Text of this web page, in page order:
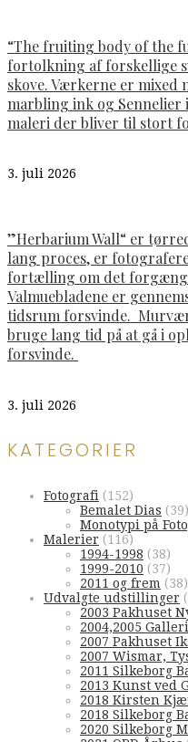
“The fruiting body of the
fortolkning af forskellige
skove. Værkerne er mixed
marbling ink og Sennelier
maleri der bliver til stort
3. juli 2026
”Herbarium Wall“ er
lang proces, er
fortælling om det
Valmuebladene er
tidsrum forsvinde.
bruge lang tid på at gå i
forsvinde.
3. juli 2026
KATEGORIER
Fotografi (152)
Bemalet Dias (39)
Monotypi på
Malerier (116)
1994-1998 (38)
1999-2010 (37)
2011 og frem (38)
Udvalgte udstillinger
2003 Pakhuset
2004,2005
2007 Pakhuset
2007 Wismar,
2011 Silkeborg
2013 Kunst ved
2018 Kirsten
2018 Silkeborg
2020 Silkeborg